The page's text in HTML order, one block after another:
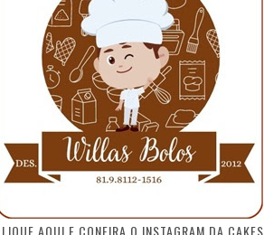
AQUI E CONFIRA O INSTAGRAM DA CAKES